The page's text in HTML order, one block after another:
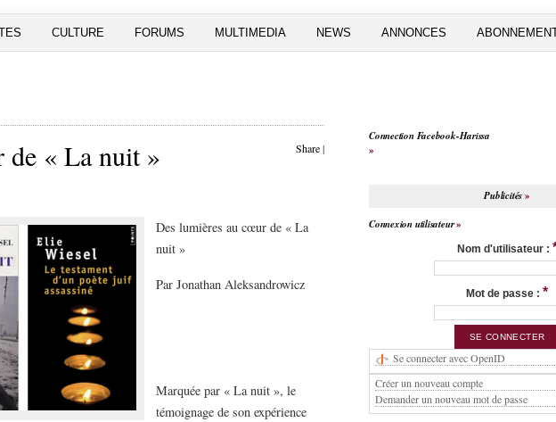
CULTURE FORUMS MULTIMEDIA NEWS ANNONCES
Share|
de « La nuit »
Des lumières au cœur de « La
nuit »
Par Jonathan Aleksandrowicz
Marquée par « La nuit », le
témoignage de son expérience
Connection Facebook-Harissa
Publicités
Connexion utilisateur
Nom d'utilisateur :
Mot de passe : *
Se connecter avec OpenID
Créer un nouveau compte
Demander un nouveau mot de passe